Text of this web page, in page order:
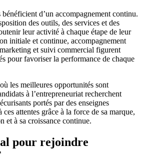
d’un accompagnement continu.
des outils, des services et des
leur activité à chaque étape de leur
initiale et continue, accompagnement
et suivi commercial figurent
pour favoriser la performance de chaque
les meilleures opportunités sont
à l’entrepreneuriat recherchent
portés par des enseignes
attentes grâce à la force de sa marque,
et à sa croissance continue.
pour rejoindre